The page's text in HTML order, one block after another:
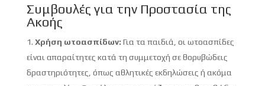
Συμβουλές για την Προστασία της
Ακοής
Χρήση ωτοασπίδων: Για τα παιδιά, οι ωτοασπίδες
είναι απαραίτητες κατά τη συμμετοχή σε θορυβώδεις
δραστηριότητες, όπως αθλητικές εκδηλώσεις ή ακόμα